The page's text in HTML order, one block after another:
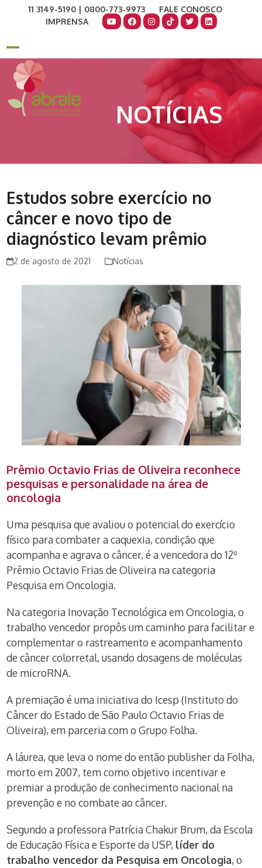
11 3149-5190 | 0800-773-9973
FALE CONOSCO
IMPRENSA
Open
mobile
menu
Close
mobile
menu
NOTÍCIAS
Estudos sobre exercício no
câncer e novo tipo de
diagnóstico levam prêmio
2 de agosto de 2021 Notícias
Prêmio Octavio Frias de Oliveira reconhece
pesquisas e personalidade na área de
oncologia
Uma pesquisa que avaliou o potencial do exercício
físico para combater a caquexia, condição que
acompanha e agrava o câncer, é a vencedora do 12º
Prêmio Octavio Frias de Oliveira na categoria
Pesquisa em Oncologia.
Na categoria Inovação Tecnológica em Oncologia, o
trabalho vencedor propôs um caminho para facilitar e
complementar o rastreamento e acompanhamento
de câncer colorretal, usando dosagens de moléculas
de microRNA.
A premiação é uma iniciativa do Icesp (Instituto do
Câncer do Estado de São Paulo Octavio Frias de
Oliveira), em parceria com o Grupo Folha.
A láurea, que leva o nome do então publisher da Folha,
morto em 2007, tem como objetivo incentivar e
premiar a produção de conhecimento nacional na
prevenção e no combate ao câncer.
Segundo a professora Patrícia Chakur Brum, da Escola
de Educação Física e Esporte da USP, líder do
trabalho vencedor da Pesquisa em Oncologia, o